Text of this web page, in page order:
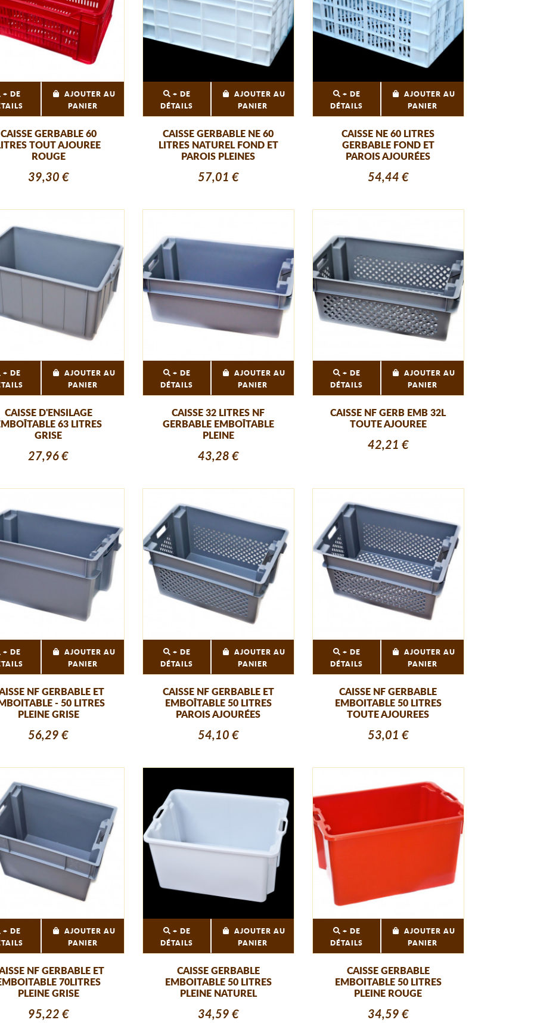
+ DE
AJOUTER AU
PANIER
CAISSE GERBABLE 60
TOUT AJOUREE
ROUGE
39,30 €
+ DE
DÉTAILS
AJOUTER AU
PANIER
CAISSE GERBABLE NE 60
LITRES NATUREL FOND ET
PAROIS PLEINES
57,01 €
+ DE
DÉTAILS
AJOUTER AU
PANIER
CAISSE NE 60 LITRES
GERBABLE FOND ET
PAROIS AJOURÉES
54,44 €
+ DE
AJOUTER AU
PANIER
CAISSE D'ENSILAGE
63 LITRES
GRISE
27,96 €
+ DE
DÉTAILS
AJOUTER AU
PANIER
CAISSE 32 LITRES NF
GERBABLE EMBOÎTABLE
PLEINE
43,28 €
+ DE
DÉTAILS
AJOUTER AU
PANIER
CAISSE NF GERB EMB 32L
TOUTE AJOUREE
42,21 €
+ DE
AJOUTER AU
PANIER
NF GERBABLE ET
- 50 LITRES
PLEINE GRISE
56,29 €
+ DE
DÉTAILS
AJOUTER AU
PANIER
CAISSE NF GERBABLE ET
EMBOÎTABLE 50 LITRES
PAROIS AJOURÉES
54,10 €
+ DE
DÉTAILS
AJOUTER AU
PANIER
CAISSE NF GERBABLE
EMBOITABLE 50 LITRES
TOUTE AJOUREES
53,01 €
+ DE
AJOUTER AU
PANIER
NF GERBABLE ET
70LITRES
PLEINE GRISE
95,22 €
+ DE
DÉTAILS
AJOUTER AU
PANIER
CAISSE GERBABLE
EMBOITABLE 50 LITRES
PLEINE NATUREL
34,59 €
+ DE
DÉTAILS
AJOUTER AU
PANIER
CAISSE GERBABLE
EMBOITABLE 50 LITRES
PLEINE ROUGE
34,59 €